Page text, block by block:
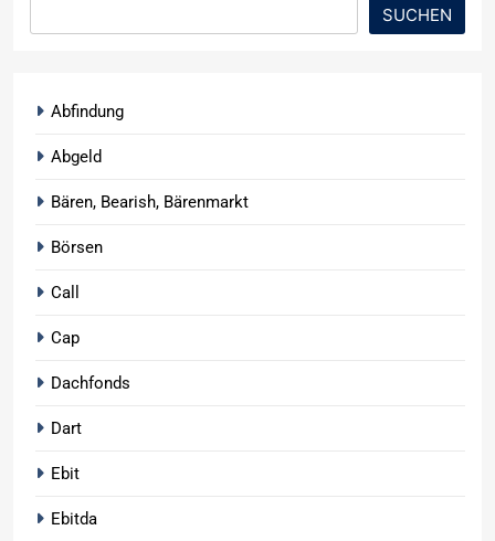
SUCHEN
Abfindung
Abgeld
Bären, Bearish, Bärenmarkt
Börsen
Call
Cap
Dachfonds
Dart
Ebit
Ebitda